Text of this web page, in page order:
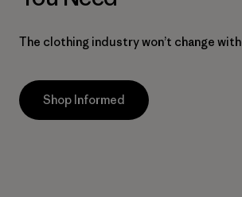
The clothing industry won’t change
Shop Informed